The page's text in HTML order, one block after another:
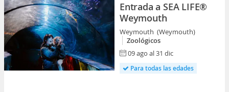
Entrada a SEA LIFE®
Weymouth
Weymouth (Weymouth)
Zoológicos
09 ago al 31 dic
Para todas las edades